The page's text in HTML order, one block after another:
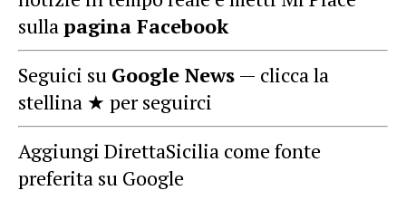
sullapagina Facebook
Seguici su Google News — clicca la
stellina ★ per seguirci
Aggiungi DirettaSicilia come fonte
preferita su Google